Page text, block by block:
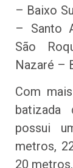
– Baixo
– Santo
São
Nazaré –
Com
possui
metros,
20 metros.